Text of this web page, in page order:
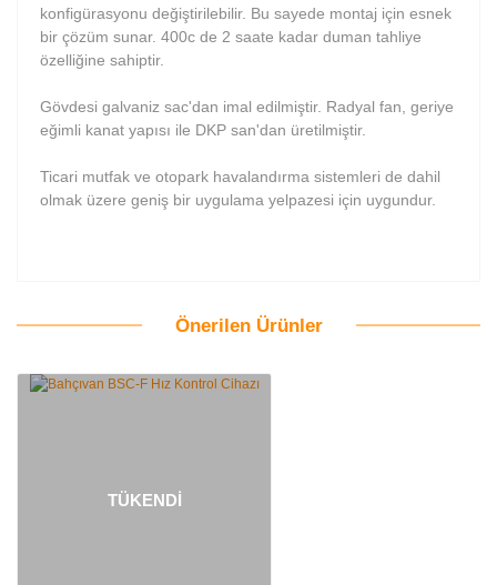
konfigürasyonu değiştirilebilir. Bu sayede montaj için esnek
bir çözüm sunar. 400c de 2 saate kadar duman tahliye
özelliğine sahiptir.
Gövdesi galvaniz sac'dan imal edilmiştir. Radyal fan, geriye
eğimli kanat yapısı ile DKP san'dan üretilmiştir.
Ticari mutfak ve otopark havalandırma sistemleri de dahil
olmak üzere geniş bir uygulama yelpazesi için uygundur.
Önerilen Ürünler
TÜKENDİ